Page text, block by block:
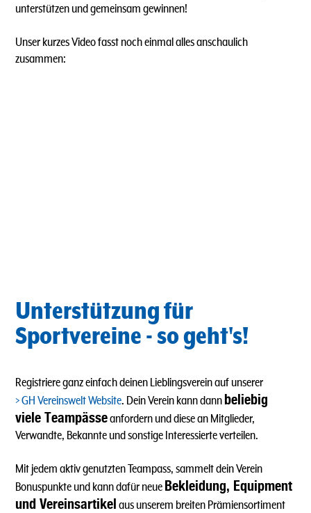
unterstützen und gemeinsam gewinnen!
Unser kurzes Video fasst noch einmal alles anschaulich
zusammen:
Unterstützung für
Sportvereine - so geht's!
Registriere ganz einfach deinen Lieblingsverein auf unserer
GH Vereinswelt Website. Dein Verein kann dann beliebig
viele Teampässeanfordern und diese an Mitglieder,
Verwandte, Bekannte und sonstige Interessierte verteilen.
Mit jedem aktiv genutzten Teampass, sammelt dein Verein
Bonuspunkte und kann dafür neue Bekleidung, Equipment
und Vereinsartikel aus unserem breiten Prämiensortiment